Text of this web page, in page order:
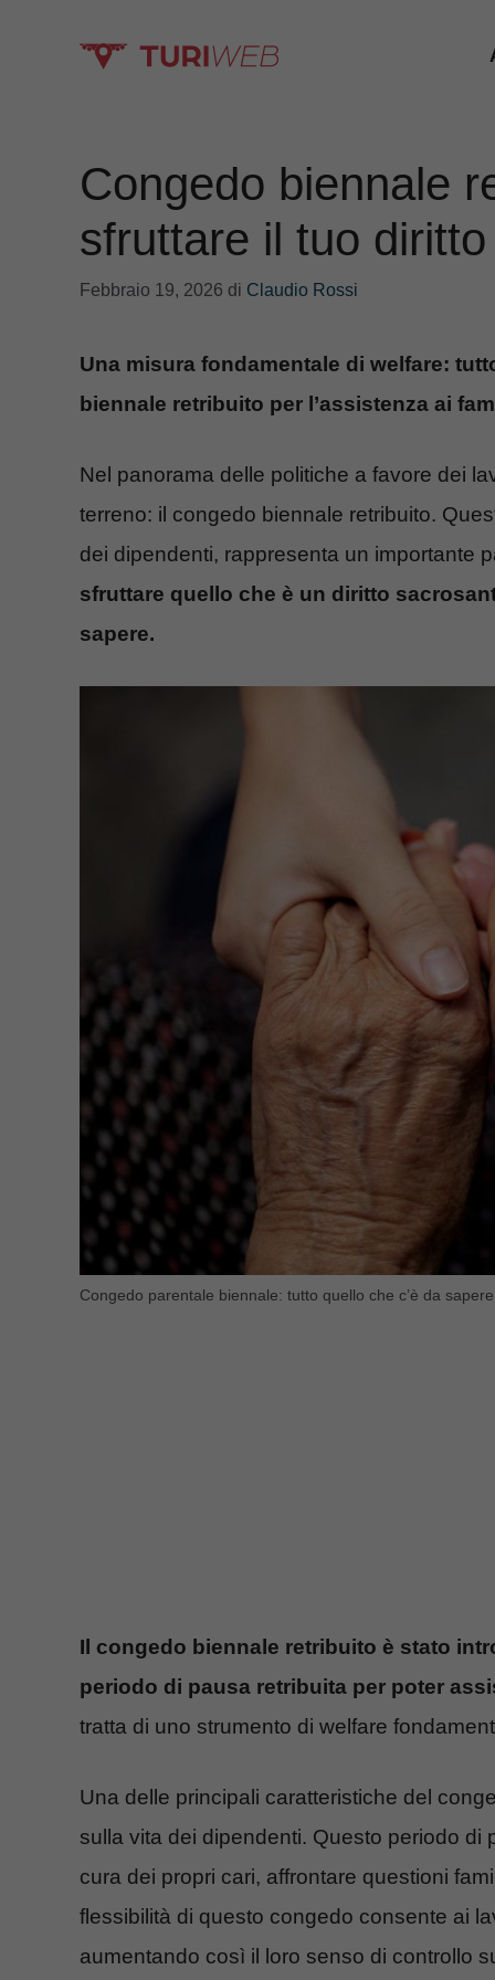
Congedo biennale
sfruttare il tuo
Febbraio 19, 2026 di Claudio Rossi
Una misura fondamentale di welfare:
biennale retribuito per l’assistenza ai
Nel panorama delle politiche a favore dei
terreno: il congedo biennale retribuito.
dei dipendenti, rappresenta un importante
sfruttare quello che è un diritto
sapere.
Congedo parentale biennale: tutto quello che c’è da
Il congedo biennale retribuito è stato
periodo di pausa retribuita per poter
tratta di uno strumento di welfare
Una delle principali caratteristiche del
sulla vita dei dipendenti. Questo periodo di
cura dei propri cari, affrontare questioni
flessibilità di questo congedo consente ai
aumentando così il loro senso di controllo